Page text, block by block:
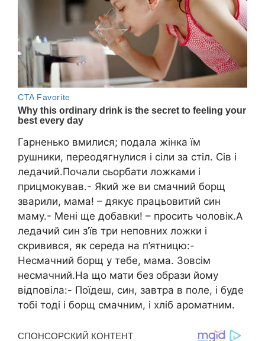
Гарненько вмилися; подала жінка їм
рушники, переодягнулися і сіли за стіл. Сів і
ледачий.Почали сьорбати ложками і
прицмокував.- Який же ви смачний борщ
зварили, мама! – дякує працьовитий син
маму.- Мені ще добавки! – просить чоловік.А
ледачий син з’їв три неповних ложки і
скривився, як середа на п’ятницю:-
Несмачний борщ у тебе, мама. Зовсім
несмачний.На що мати без образи йому
відповіла:- Поїдеш, син, завтра в поле, і буде
тобі тоді і борщ смачним, і хліб ароматним.